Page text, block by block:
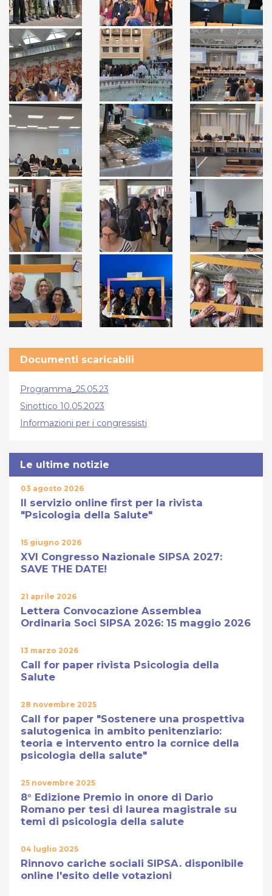
Documenti scaricabili
Programma_25.05.23
Sinottico 10.05.2023
Informazioni per i congressisti
Le ultime notizie
03 agosto 2026
Il servizio online first per la rivista
"Psicologia della Salute"
15 giugno 2026
XVI Congresso Nazionale SIPSA 2027:
SAVE THE DATE!
21 aprile 2026
Lettera Convocazione Assemblea
Ordinaria Soci SIPSA 2026: 15 maggio 2026
13 marzo 2026
Call for paper rivista Psicologia della
Salute
28 novembre 2025
Call for paper "Sostenere una prospettiva
salutogenica in ambito penitenziario:
teoria e intervento entro la cornice della
psicologia della salute"
25 novembre 2025
8° Edizione Premio in onore di Dario
Romano per tesi di laurea magistrale su
temi di psicologia della salute
04 luglio 2025
Rinnovo cariche sociali SIPSA. disponibile
online l'esito delle votazioni